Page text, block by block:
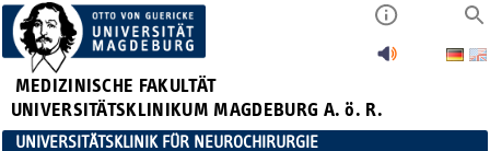
MEDIZINISCHE FAKULTÄT
UNIVERSITÄTSKLINIKUM MAGDEBURG A. ö. R.
UNIVERSITÄTSKLINIK FÜR NEUROCHIRURGIE